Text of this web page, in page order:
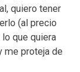
quiero tener
(al precio
que quiera
me proteja de